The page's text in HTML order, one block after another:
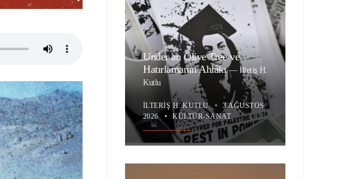
Under an Olive Tree ve
Hatırlamanın Ahlâkı—İlteriş H.
Kutlu
İLTERIŞ H. KUTLU •
3 AĞUSTOS
2026
• KÜLTÜR-SANAT